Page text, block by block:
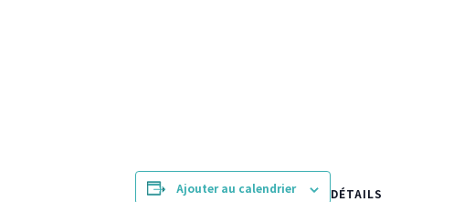
Ajouter au calendrier DÉTAILS